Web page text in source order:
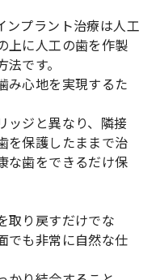
ンプラント治療は人工
上に人工の歯を作製
です。
み心地を実現するた
ッジと異なり、隣接
を保護したままで治
な歯をできるだけ保
取り戻すだけでな
でも非常に自然な仕